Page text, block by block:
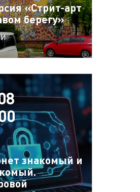
«Стрит-арт
берегу»
знакомый и